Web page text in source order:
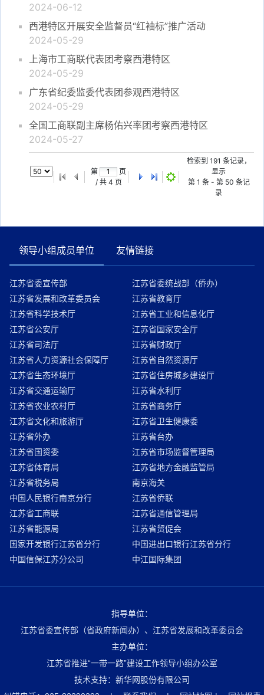
2024-06-12
西港特区开展安全监督员“红袖标”推广活动
2024-05-29
上海市工商联代表团考察西港特区
2024-05-29
广东省纪委监委代表团参观西港特区
2024-05-29
全国工商联副主席杨佑兴率团考察西港特区
2024-05-27
第
页
/ 共 4 页
检索到 191 条记录，
显示
第 1 条 - 第 50 条记
录
领导小组成员单位 友情链接
江苏省委宣传部
江苏省委统战部（侨办）
江苏省发展和改革委员会
江苏省教育厅
江苏省科学技术厅
江苏省工业和信息化厅
江苏省公安厅
江苏省国家安全厅
江苏省司法厅
江苏省财政厅
江苏省人力资源社会保障厅
江苏省自然资源厅
江苏省生态环境厅
江苏省住房城乡建设厅
江苏省交通运输厅
江苏省水利厅
江苏省农业农村厅
江苏省商务厅
江苏省文化和旅游厅
江苏省卫生健康委
江苏省外办
江苏省台办
江苏省国资委
江苏省市场监督管理局
江苏省体育局
江苏省地方金融监管局
江苏省税务局
南京海关
中国人民银行南京分行
江苏省侨联
江苏省工商联
江苏省通信管理局
江苏省能源局
江苏省贸促会
国家开发银行江苏省分行
中国进出口银行江苏省分行
中国信保江苏分公司
中江国际集团
指导单位：
江苏省委宣传部（省政府新闻办）、江苏省发展和改革委员会
主办单位：
江苏省推进“一带一路”建设工作领导小组办公室
技术支持：新华网股份有限公司